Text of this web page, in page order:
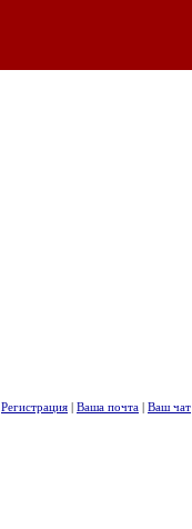
Регистрация | Ваша почта | Ваш чат